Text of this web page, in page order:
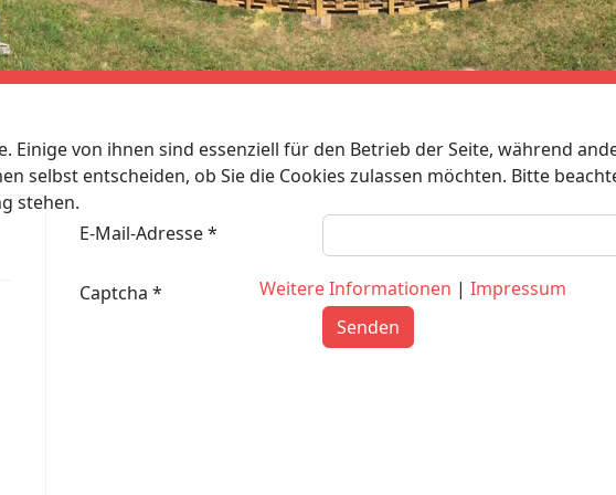
E-Mail-Adresse*
Captcha *
Senden
Einige von ihnen sind essenziell für den Betrieb der Seite, während
selbst entscheiden, ob Sie die Cookies zulassen möchten. Bitte
stehen.
Weitere Informationen | Impressum